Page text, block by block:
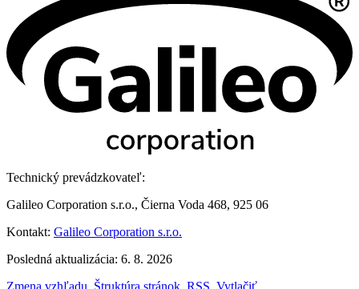
Technický prevádzkovateľ:
Galileo Corporation s.r.o., Čierna Voda 468, 925 06
Kontakt: Galileo Corporation s.r.o.
Posledná aktualizácia: 6. 8. 2026
Zmena vzhľadu Štruktúra stránok RSS Vytlačiť